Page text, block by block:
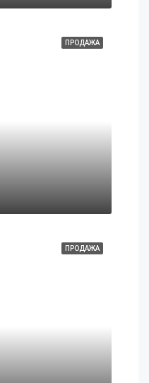
ПРОДАЖА
ПРОДАЖА